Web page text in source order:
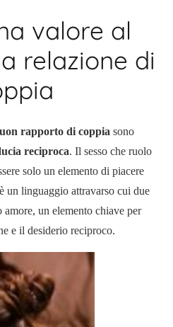
valore al
relazione di
rapporto di coppia sono
reciproca. Il sesso che ruolo
solo un elemento di piacere
un linguaggio attravarso cui due
un elemento chiave per
e il desiderio reciproco.